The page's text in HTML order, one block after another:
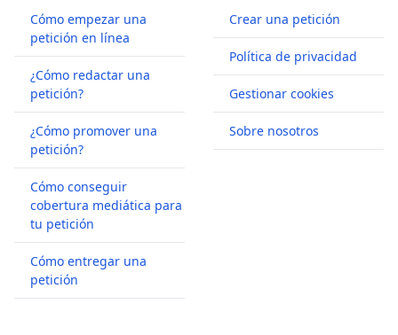
Cómo empezar una
petición en línea
¿Cómo redactar una
petición?
¿Cómo promover una
petición?
Cómo conseguir
cobertura mediática para
tu petición
Cómo entregar una
petición
Crear una petición
Política de privacidad
Gestionar cookies
Sobre nosotros